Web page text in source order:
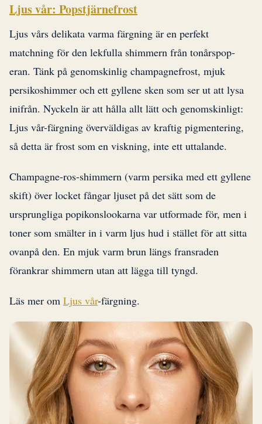
Ljus vår: Popstjärnefrost
Ljus vårs delikata varma färgning är en perfekt
matchning för den lekfulla shimmern från tonårspop-
eran. Tänk på genomskinlig champagnefrost, mjuk
persikoshimmer och ett gyllene sken som ser ut att lysa
inifrån. Nyckeln är att hålla allt lätt och genomskinligt:
Ljus vår-färgning överväldigas av kraftig pigmentering,
så detta är frost som en viskning, inte ett uttalande.
Champagne-ros-shimmern (varm persika med ett gyllene
skift) över locket fångar ljuset på det sätt som de
ursprungliga popikonslookarna var utformade för, men i
toner som smälter in i varm ljus hud i stället för att sitta
ovanpå den. En mjuk varm brun längs fransraden
förankrar shimmern utan att lägga till tyngd.
Läs mer om Ljus vår-färgning.